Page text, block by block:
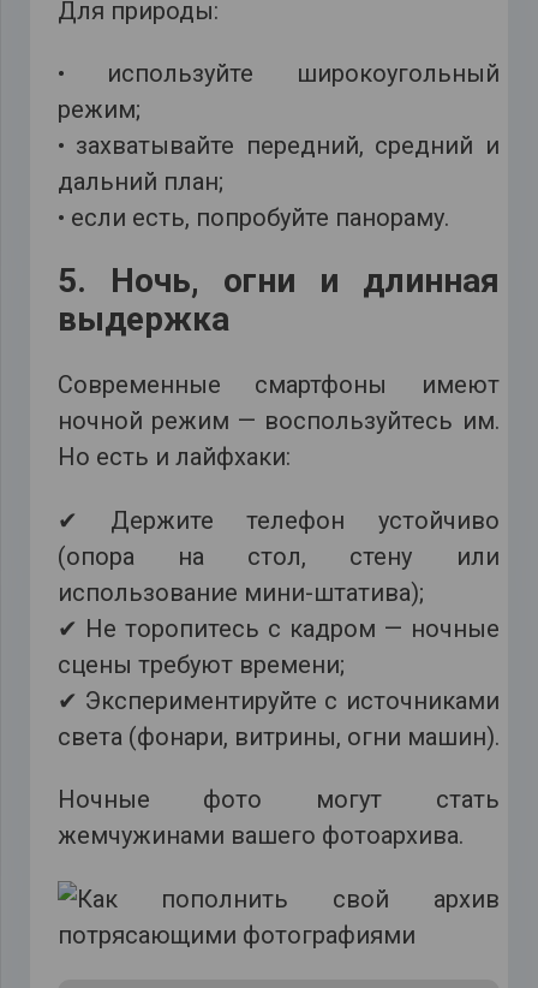
Для природы:
• используйте широкоугольный
режим;
• захватывайте передний, средний и
дальний план;
• если есть, попробуйте панораму.
5. Ночь, огни и длинная
выдержка
Современные смартфоны имеют
ночной режим — воспользуйтесь им.
Но есть и лайфхаки:
✔ Держите телефон устойчиво
(опора на стол, стену или
использование мини-штатива);
✔ Не торопитесь с кадром — ночные
сцены требуют времени;
✔ Экспериментируйте с источниками
света (фонари, витрины, огни машин).
Ночные фото могут стать
жемчужинами вашего фотоархива.